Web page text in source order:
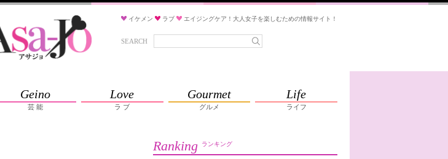
イケメン ラブ エイジングケア！大人女子を楽しむための情報サイト！
SEARCH
Geino
芸 能
Love
ラ ブ
Gourmet
グルメ
Life
ライフ
Ranking ランキング